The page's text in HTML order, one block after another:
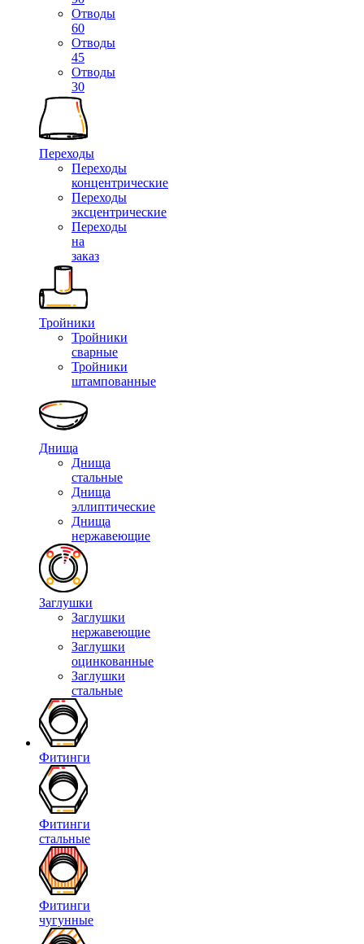
Отводы
60
Отводы
45
Отводы
30
Переходы
Переходы
концентрические
Переходы
эксцентрические
Переходы
на
заказ
Тройники
Тройники
сварные
Тройники
штампованные
Днища
Днища
стальные
Днища
эллиптические
Днища
нержавеющие
Заглушки
Заглушки
нержавеющие
Заглушки
оцинкованные
Заглушки
стальные
Фитинги
Фитинги
стальные
Фитинги
чугунные